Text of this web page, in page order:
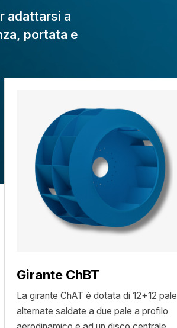
adattarsi a
portata e
Girante ChBT
La girante ChAT è dotata di 12+12 pale
alternate saldate a due pale a profilo